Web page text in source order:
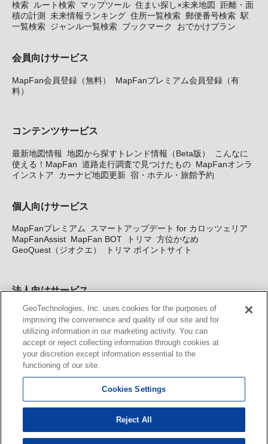
検索 ルート検索 マップツール 住まい探し×未来地図
距離・面
積の計測
未来情報ランキング 住所一覧検索 郵便番号検索 駅
一覧検索 ジャンル一覧検索 ブックマーク おでかけプラン
会員向けサービス
MapFan会員登録（無料）
MapFanプレミアム会員登録（有
料）
コンテンツサービス
最新地図情報 地図から探すトレンド情報（Beta版）
こんなに
使える！MapFan 道路走行調査で見つけたもの MapFanオンラ
インストア
カーナビ地図更新 宿・ホテル・旅館予約
個人向けサービス
MapFanプレミアム
スマートアップデート for カロッツェリア
MapFanAssist MapFan BOT トリマ 方位かなめ
GeoQuest（ジオクエ）
トリマ ポイントサイト
法人向けサービス
法人向け地図・位置情報サービス WEBサイト・システム向け地
図API Windows PC向け地図開発キット MapFan DB 住所確認
サービス
MAP WORLD+ トリマ広告 Geo-Research
カーナビ地図更新サービス
MapFan スマートメンバーズ
KENWOOD MapFan Club
GeoTechnologies, Inc. uses cookies for the purposes of
improving the convenience and quality of our site and for
utilizing information in our marketing activity. You can
accept or reject collecting information through cookies at
your discretion except information essential to the
functioning of our site.
Cookies Settings
Reject All